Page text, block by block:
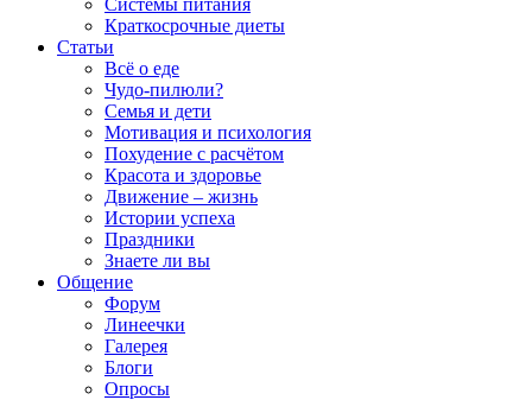
Краткосрочные диеты
Статьи
Всё о еде
Чудо-пилюли?
Семья и дети
Мотивация и психология
Похудение с расчётом
Красота и здоровье
Движение – жизнь
Истории успеха
Праздники
Знаете ли вы
Общение
Форум
Линеечки
Галерея
Блоги
Опросы